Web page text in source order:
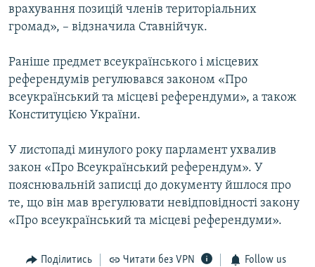
врахування позицій членів територіальних
громад», – відзначила Ставнійчук.
Раніше предмет всеукраїнського і місцевих
референдумів регулювався законом «Про
всеукраїнський та місцеві референдуми», а також
Конституцією України.
У листопаді минулого року парламент ухвалив
закон «Про Всеукраїнський референдум». У
пояснювальній записці до документу йшлося про
те, що він мав врегулювати невідповідності закону
«Про всеукраїнський та місцеві референдуми».
Поділитись Читати без VPN Follow us